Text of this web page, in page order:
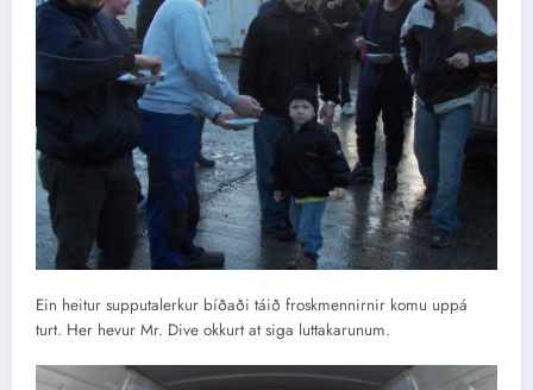
Ein heitur supputalerkur bíðaði táið froskmennirnir komu uppá
turt. Her hevur Mr. Dive okkurt at siga luttakarunum.